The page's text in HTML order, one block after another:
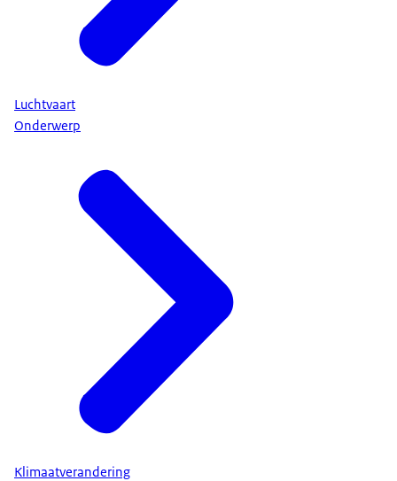
Luchtvaart
Onderwerp
Klimaatverandering